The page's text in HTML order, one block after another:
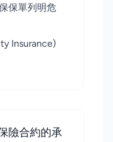
保單列明危
Insurance)
險合約的承